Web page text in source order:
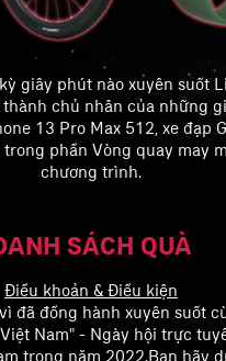
giây phút nào xuyên suốt
thành chủ nhân của những
13 Pro Max 512, xe đạp
phần Vòng quay may
chương trình.
SÁCH QUÀ
Điều khoản & Điều kiện
đã đồng hành xuyên suốt
Nam" - Ngày hội trực
trong năm 2022.​ Bạn hãy